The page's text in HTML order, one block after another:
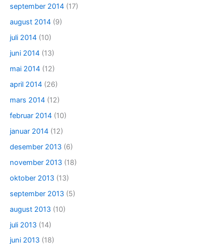
september 2014 (17)
august 2014 (9)
juli 2014 (10)
juni 2014 (13)
mai 2014 (12)
april 2014 (26)
mars 2014 (12)
februar 2014 (10)
januar 2014 (12)
desember 2013 (6)
november 2013 (18)
oktober 2013 (13)
september 2013 (5)
august 2013 (10)
juli 2013 (14)
juni 2013 (18)